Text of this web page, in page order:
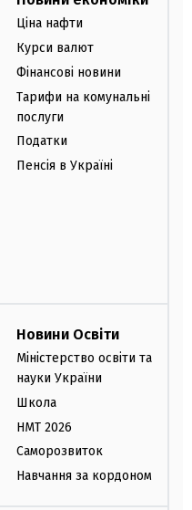
Ціна нафти
Курси валют
Фінансові новини
Тарифи на комунальні
послуги
Податки
Пенсія в Україні
Новини Освіти
Міністерство освіти та
науки України
Школа
НМТ 2026
Саморозвиток
Навчання за кордоном